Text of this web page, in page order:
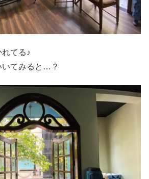
てる♪
いてみると…？